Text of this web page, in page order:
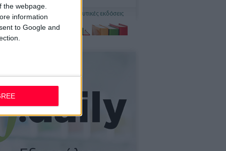
webpage.
information
to Google and